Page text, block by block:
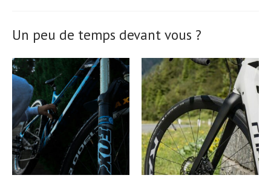
Un peu de temps devant vous ?